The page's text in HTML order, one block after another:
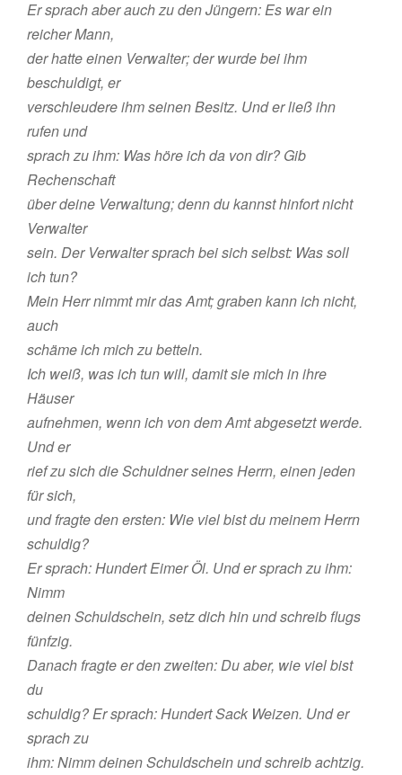
Er sprach aber auch zu den Jüngern: Es war ein
reicher Mann,
der hatte einen Verwalter; der wurde bei ihm
beschuldigt, er
verschleudere ihm seinen Besitz. Und er ließ ihn
rufen und
sprach zu ihm: Was höre ich da von dir? Gib
Rechenschaft
über deine Verwaltung; denn du kannst hinfort nicht
Verwalter
sein. Der Verwalter sprach bei sich selbst: Was soll
ich tun?
Mein Herr nimmt mir das Amt; graben kann ich nicht,
auch
schäme ich mich zu betteln.
Ich weiß, was ich tun will, damit sie mich in ihre
Häuser
aufnehmen, wenn ich von dem Amt abgesetzt werde.
Und er
rief zu sich die Schuldner seines Herrn, einen jeden
für sich,
und fragte den ersten: Wie viel bist du meinem Herrn
schuldig?
Er sprach: Hundert Eimer Öl. Und er sprach zu ihm:
Nimm
deinen Schuldschein, setz dich hin und schreib flugs
fünfzig.
Danach fragte er den zweiten: Du aber, wie viel bist
du
schuldig? Er sprach: Hundert Sack Weizen. Und er
sprach zu
ihm: Nimm deinen Schuldschein und schreib achtzig.